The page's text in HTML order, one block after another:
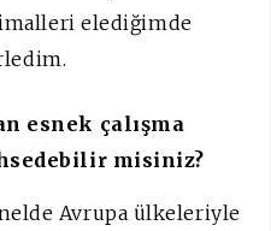
elediğimde
esnek çalışma
misiniz?
Avrupa ülkeleriyle